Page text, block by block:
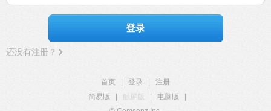
登录
还没有注册？
首页 登录
注册
简易版
触屏版 电脑版